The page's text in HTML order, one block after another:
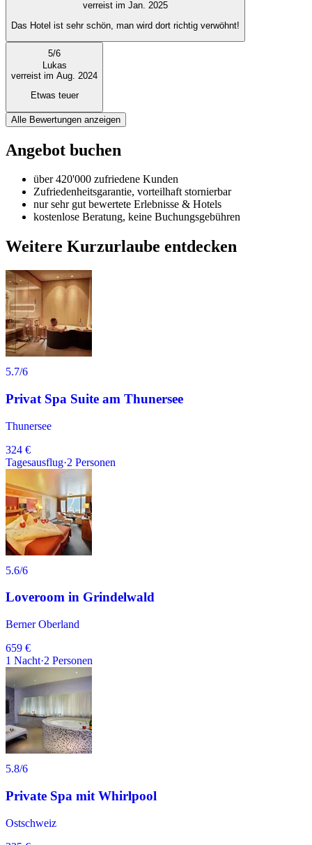
verreist im Jan. 2025
Das Hotel ist sehr schön, man wird dort richtig verwöhnt!
5/6
Lukas
verreist im Aug. 2024
Etwas teuer
Alle Bewertungen anzeigen
Angebot buchen
über 420'000 zufriedene Kunden
Zufriedenheitsgarantie, vorteilhaft stornierbar
nur sehr gut bewertete Erlebnisse & Hotels
kostenlose Beratung, keine Buchungsgebühren
Weitere Kurzurlaube entdecken
5.7/6
Privat Spa Suite am Thunersee
Thunersee
324 €
Tagesausflug·2 Personen
5.6/6
Loveroom in Grindelwald
Berner Oberland
659 €
1 Nacht·2 Personen
5.8/6
Private Spa mit Whirlpool
Ostschweiz